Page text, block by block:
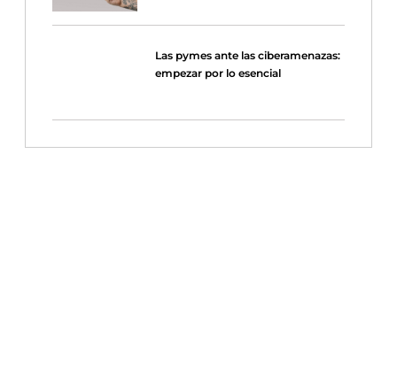
Las pymes ante las ciberamenazas:
empezar por lo esencial